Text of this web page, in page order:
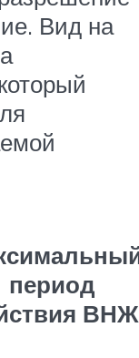
Вид на
период
ВНЖ